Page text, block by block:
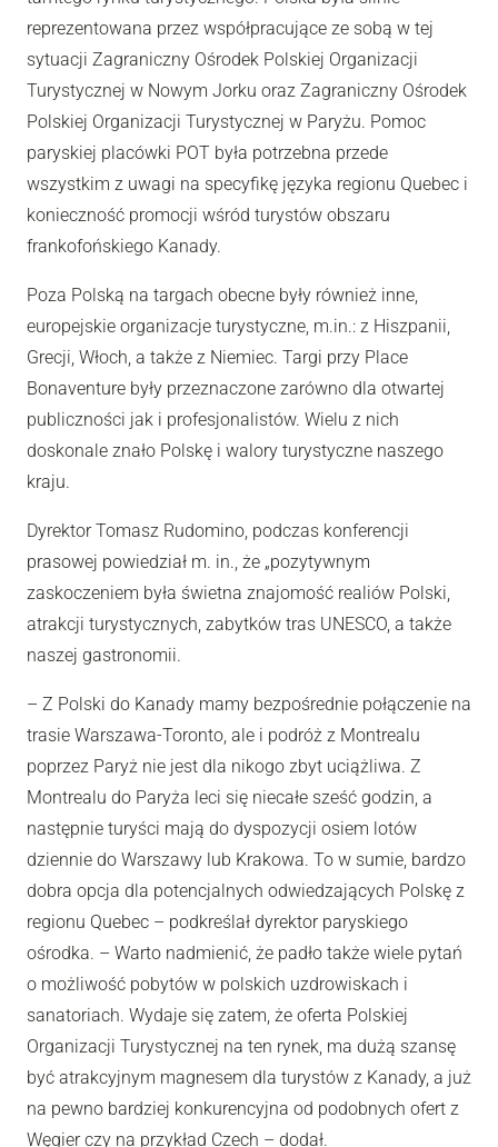
reprezentowana przez współpracujące ze sobą w tej
sytuacji Zagraniczny Ośrodek Polskiej Organizacji
Turystycznej w Nowym Jorku oraz Zagraniczny Ośrodek
Polskiej Organizacji Turystycznej w Paryżu. Pomoc
paryskiej placówki POT była potrzebna przede
wszystkim z uwagi na specyfikę języka regionu Quebec i
konieczność promocji wśród turystów obszaru
frankofońskiego Kanady.
Poza Polską na targach obecne były również inne,
europejskie organizacje turystyczne, m.in.: z Hiszpanii,
Grecji, Włoch, a także z Niemiec. Targi przy Place
Bonaventure były przeznaczone zarówno dla otwartej
publiczności jak i profesjonalistów. Wielu z nich
doskonale znało Polskę i walory turystyczne naszego
kraju.
Dyrektor Tomasz Rudomino, podczas konferencji
prasowej powiedział m. in., że „pozytywnym
zaskoczeniem była świetna znajomość realiów Polski,
atrakcji turystycznych, zabytków tras UNESCO, a także
naszej gastronomii.
– Z Polski do Kanady mamy bezpośrednie połączenie na
trasie Warszawa-Toronto, ale i podróż z Montrealu
poprzez Paryż nie jest dla nikogo zbyt uciążliwa. Z
Montrealu do Paryża leci się niecałe sześć godzin, a
następnie turyści mają do dyspozycji osiem lotów
dziennie do Warszawy lub Krakowa. To w sumie, bardzo
dobra opcja dla potencjalnych odwiedzających Polskę z
regionu Quebec – podkreślał dyrektor paryskiego
ośrodka. – Warto nadmienić, że padło także wiele pytań
o możliwość pobytów w polskich uzdrowiskach i
sanatoriach. Wydaje się zatem, że oferta Polskiej
Organizacji Turystycznej na ten rynek, ma dużą szansę
być atrakcyjnym magnesem dla turystów z Kanady, a już
na pewno bardziej konkurencyjna od podobnych ofert z
Węgier czy na przykład Czech – dodał.